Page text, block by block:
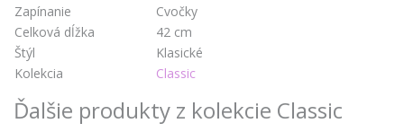
Zapínanie
Cvočky
Celková dĺžka
42 cm
Štýl
Klasické
Kolekcia
Classic
Ďalšie produkty z kolekcie Classic